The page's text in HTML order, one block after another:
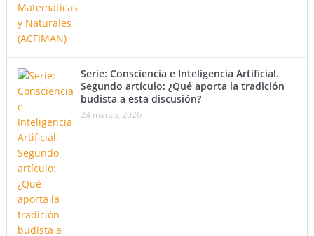
Serie: Consciencia e Inteligencia Artificial.
Segundo artículo: ¿Qué aporta la tradición
budista a esta discusión?
24 marzo, 2026